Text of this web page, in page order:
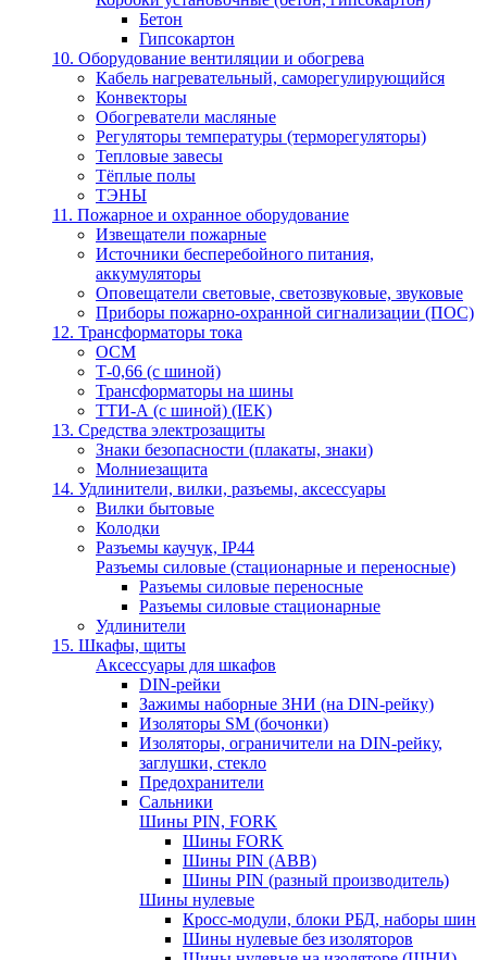
Бетон
Гипсокартон
10. Оборудование вентиляции и обогрева
Кабель нагревательный, саморегулирующийся
Конвекторы
Обогреватели масляные
Регуляторы температуры (терморегуляторы)
Тепловые завесы
Тёплые полы
ТЭНЫ
11. Пожарное и охранное оборудование
Извещатели пожарные
Источники бесперебойного питания,
аккумуляторы
Оповещатели световые, светозвуковые, звуковые
Приборы пожарно-охранной сигнализации (ПОС)
12. Трансформаторы тока
ОСМ
Т-0,66 (с шиной)
Трансформаторы на шины
ТТИ-А (с шиной) (IEK)
13. Средства электрозащиты
Знаки безопасности (плакаты, знаки)
Молниезащита
14. Удлинители, вилки, разъемы, аксессуары
Вилки бытовые
Колодки
Разъемы каучук, IP44
Разъемы силовые (стационарные и переносные)
Разъемы силовые переносные
Разъемы силовые стационарные
Удлинители
15. Шкафы, щиты
Аксессуары для шкафов
DIN-рейки
Зажимы наборные ЗНИ (на DIN-рейку)
Изоляторы SM (бочонки)
Изоляторы, ограничители на DIN-рейку,
заглушки, стекло
Предохранители
Сальники
Шины PIN, FORK
Шины FORK
Шины PIN (АВВ)
Шины PIN (разный производитель)
Шины нулевые
Кросс-модули, блоки РБД, наборы шин
Шины нулевые без изоляторов